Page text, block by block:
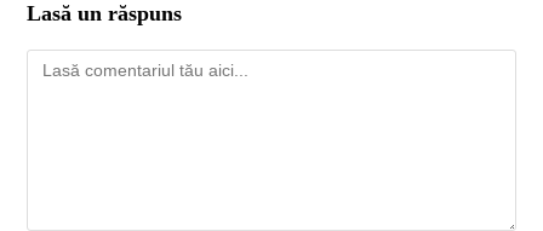
Lasă un răspuns